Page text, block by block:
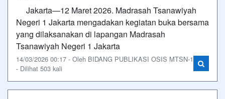
Jakarta—12 Maret 2026. Madrasah Tsanawiyah
Negeri 1 Jakarta mengadakan kegiatan buka bersama
yang dilaksanakan di lapangan Madrasah
Tsanawiyah Negeri 1 Jakarta
14/03/2026 00:17 - Oleh BIDANG PUBLIKASI OSIS MTSN-1
- Dilihat 503 kali